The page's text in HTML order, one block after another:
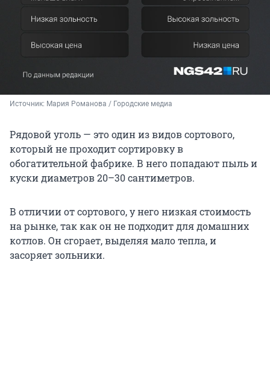
Источник: Мария Романова / Городские медиа
Рядовой уголь — это один из видов сортового,
который не проходит сортировку в
обогатительной фабрике. В него попадают пыль и
куски диаметров 20–30 сантиметров.
В отличии от сортового, у него низкая стоимость
на рынке, так как он не подходит для домашних
котлов. Он сгорает, выделяя мало тепла, и
засоряет зольники.